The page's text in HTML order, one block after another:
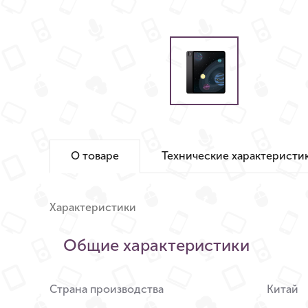
О товаре Технические
Характеристики
Общие характеристики
Страна производства
Китай